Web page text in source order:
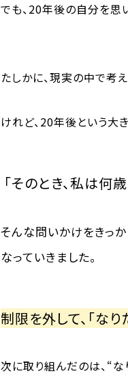
でも、20年後の自分を思
たしかに、現実の中で考
けれど、20年後という大
「そのとき、私は何
そんな問いかけをきっ
なっていきました。
制限を外して、「な
次に取り組んだのは、“な